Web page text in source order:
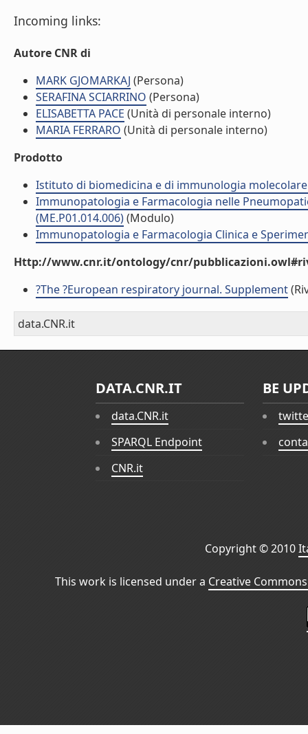
Incoming links:
Autore CNR di
MARK GJOMARKAJ (Persona)
SERAFINA SCIARRINO (Persona)
ELISABETTA PACE (Unità di personale interno)
MARIA FERRARO (Unità di personale interno)
Prodotto
Istituto di biomedicina e di immunologia
Immunopatologia e Farmacologia nelle
(ME.P01.014.006)(Modulo)
Immunopatologia e Farmacologia Clinica e
Http://www.cnr.it/ontology/cnr/
?The ?European respiratory journal. Supplement
data.CNR.it
DATA.CNR.IT
data.CNR.it
SPARQL Endpoint
CNR.it
BE
Copyright © 2010
This work is licensed under a Creative